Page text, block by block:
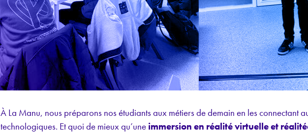
À La Manu, nous préparons nos étudiants aux métiers de demain en les connectant
technologiques. Et quoi de mieux qu’une immersion en réalité virtuelle et